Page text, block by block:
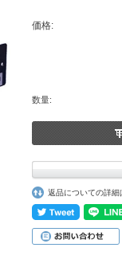
価格:
数量:
返品についての詳細